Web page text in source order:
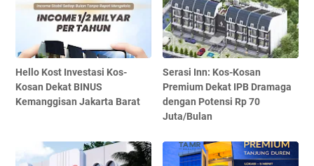
Hello Kost Investasi Kos-
Kosan Dekat BINUS
Kemanggisan Jakarta Barat
Serasi Inn: Kos-Kosan
Premium Dekat IPB Dramaga
dengan Potensi Rp 70
Juta/Bulan